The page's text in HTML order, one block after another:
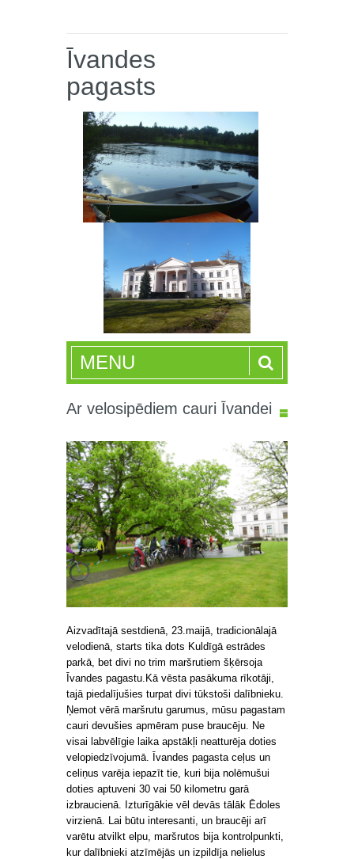
Īvandes
pagasts
MENU
Ar velosipēdiem cauri Īvandei
Aizvadītajā sestdienā, 23.maijā, tradicionālajā
velodienā, starts tika dots Kuldīgā estrādes
parkā, bet divi no trim maršrutiem šķērsoja
Īvandes pagastu. Kā vēsta pasākuma rīkotāji,
tajā piedalījušies turpat divi tūkstoši dalībnieku.
Ņemot vērā maršrutu garumus, mūsu pagastam
cauri devušies apmēram puse braucēju. Ne
visai labvēlīgie laika apstākļi neatturēja doties
velopiedzīvojumā. Īvandes pagasta ceļus un
celiņus varēja iepazīt tie, kuri bija nolēmušui
doties aptuveni 30 vai 50 kilometru garā
izbraucienā. Izturīgākie vēl devās tālāk Ēdoles
virzienā. Lai būtu interesanti, un braucēji arī
varētu atvilkt elpu, maršrutos bija kontrolpunkti,
kur dalībnieki atzīmējās un izpildīja nelielus